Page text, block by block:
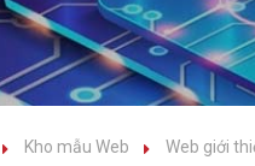
Kho mẫu Web Web giới